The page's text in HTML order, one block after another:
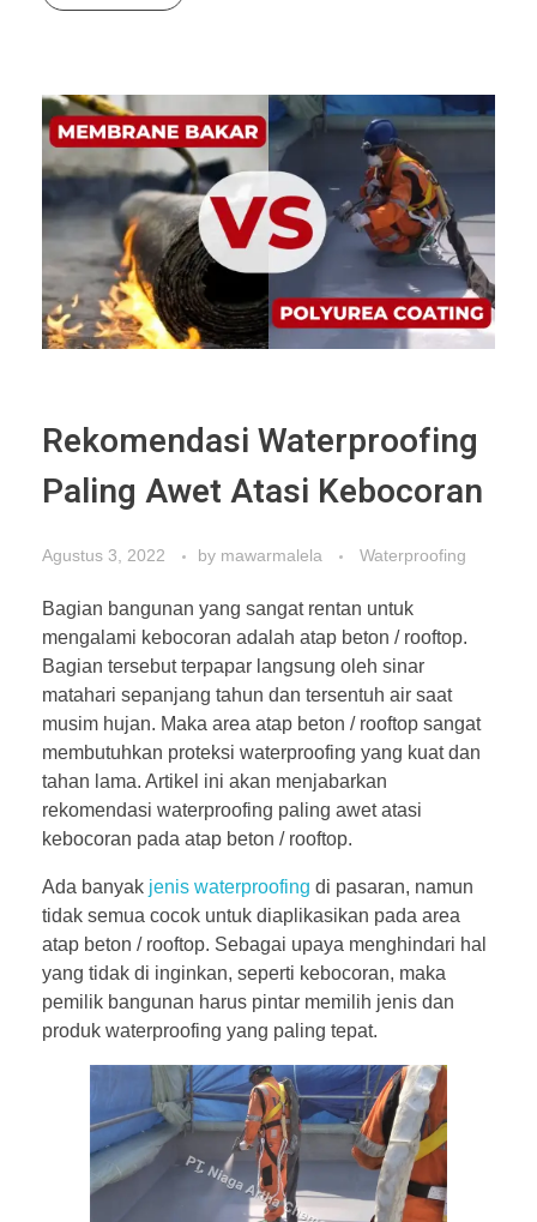
Rekomendasi Waterproofing
Paling Awet Atasi Kebocoran
Agustus 3, 2022 by mawarmalela Waterproofing
Bagian bangunan yang sangat rentan untuk
mengalami kebocoran adalah atap beton / rooftop.
Bagian tersebut terpapar langsung oleh sinar
matahari sepanjang tahun dan tersentuh air saat
musim hujan. Maka area atap beton / rooftop sangat
membutuhkan proteksi waterproofing yang kuat dan
tahan lama. Artikel ini akan menjabarkan
rekomendasi waterproofing paling awet atasi
kebocoran pada atap beton / rooftop.
Ada banyak jenis waterproofing di pasaran, namun
tidak semua cocok untuk diaplikasikan pada area
atap beton / rooftop. Sebagai upaya menghindari hal
yang tidak di inginkan, seperti kebocoran, maka
pemilik bangunan harus pintar memilih jenis dan
produk waterproofing yang paling tepat.